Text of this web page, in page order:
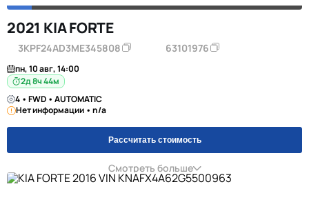
2021 KIA FORTE
3KPF24AD3ME345808 63101976
пн, 10 авг, 14:00
2д 8ч 44м
4 • FWD • AUTOMATIC
Нет информации • n/a
Рассчитать стоимость
Смотреть больше